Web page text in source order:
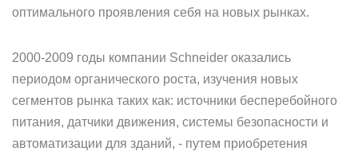
оптимального проявления себя на новых рынках.
2000-2009 годы компании Schneider оказались
периодом органического роста, изучения новых
сегментов рынка таких как: источники бесперебойного
питания, датчики движения, системы безопасности и
автоматизации для зданий, - путем приобретения